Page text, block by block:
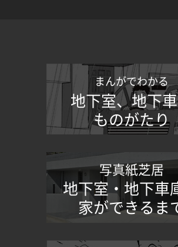
まんがでわかる
地下室、地下
ものがたり
写真紙芝居
地下室・地下車
家ができるま